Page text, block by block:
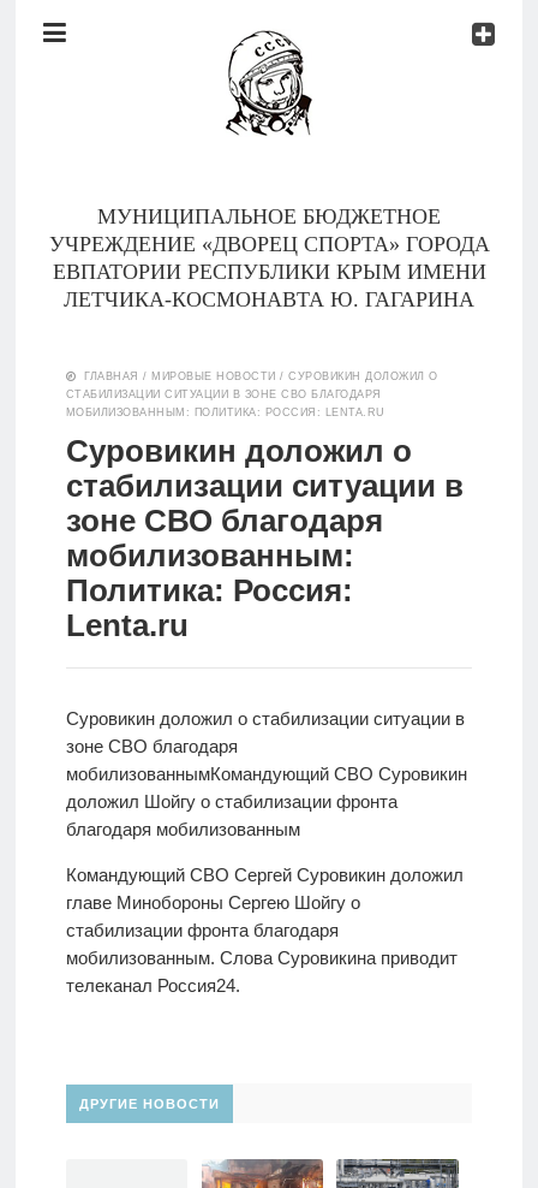
Документы
МУНИЦИПАЛЬНОЕ БЮДЖЕТНОЕ
УЧРЕЖДЕНИЕ «ДВОРЕЦ СПОРТА» ГОРОДА
ЕВПАТОРИИ РЕСПУБЛИКИ КРЫМ ИМЕНИ
ЛЕТЧИКА-КОСМОНАВТА Ю. ГАГАРИНА
Тренеры
Документы
Контакты
Новости
Родителям
О
Версия для
слабовидящих
ГЛАВНАЯ / МИРОВЫЕ НОВОСТИ /СУРОВИКИН ДОЛОЖИЛ О
СТАБИЛИЗАЦИИ СИТУАЦИИ В ЗОНЕ СВО БЛАГОДАРЯ
МОБИЛИЗОВАННЫМ: ПОЛИТИКА: РОССИЯ: LENTA.RU
Суровикин доложил о
стабилизации ситуации в
зоне СВО благодаря
мобилизованным:
Политика: Россия:
Lenta.ru
Суровикин доложил о стабилизации ситуации в
зоне СВО благодаря
мобилизованнымКомандующий СВО Суровикин
доложил Шойгу о стабилизации фронта
благодаря мобилизованным
Командующий СВО Сергей Суровикин доложил
главе Минобороны Сергею Шойгу о
стабилизации фронта благодаря
мобилизованным. Слова Суровикина приводит
телеканал Россия24.
ДРУГИЕ НОВОСТИ